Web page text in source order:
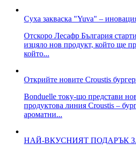
Суха закваска "Yuva" –
Отскоро Лесафр България
изцяло нов продукт, който ще
който...
Открийте новите Croustis
Bonduelle току-що представи
продуктова линия Croustis –
ароматни...
НАЙ-ВКУСНИЯТ ПОДАРЪК